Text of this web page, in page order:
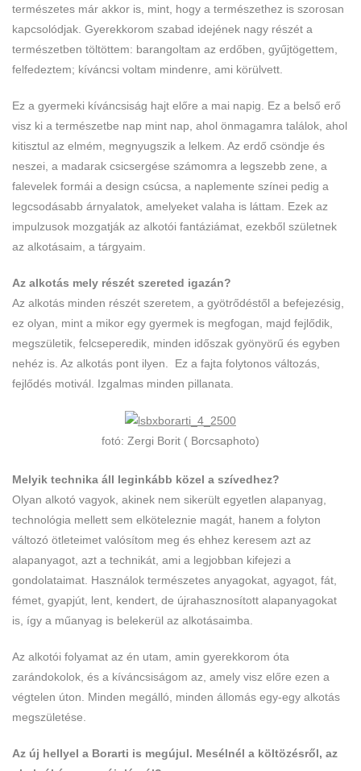
természetes már akkor is, mint, hogy a természethez is szorosan
kapcsolódjak. Gyerekkorom szabad idejének nagy részét a
természetben töltöttem: barangoltam az erdőben, gyűjtögettem,
felfedeztem; kíváncsi voltam mindenre, ami körülvett.
Ez a gyermeki kíváncsiság hajt előre a mai napig. Ez a belső erő
visz ki a természetbe nap mint nap, ahol önmagamra találok, ahol
kitisztul az elmém, megnyugszik a lelkem. Az erdő csöndje és
neszei, a madarak csicsergése számomra a legszebb zene, a
falevelek formái a design csúcsa, a naplemente színei pedig a
legcsodásabb árnyalatok, amelyeket valaha is láttam. Ezek az
impulzusok mozgatják az alkotói fantáziámat, ezekből születnek
az alkotásaim, a tárgyaim.
Az alkotás mely részét szereted igazán?
Az alkotás minden részét szeretem, a gyötrődéstől a befejezésig,
ez olyan, mint a mikor egy gyermek is megfogan, majd fejlődik,
megszületik, felcseperedik, minden időszak gyönyörű és egyben
nehéz is. Az alkotás pont ilyen. Ez a fajta folytonos változás,
fejlődés motivál. Izgalmas minden pillanata.
fotó: Zergi Borit ( Borcsaphoto)
Melyik technika áll leginkább közel a szívedhez?
Olyan alkotó vagyok, akinek nem sikerült egyetlen alapanyag,
technológia mellett sem elköteleznie magát, hanem a folyton
változó ötleteimet valósítom meg és ehhez keresem azt az
alapanyagot, azt a technikát, ami a legjobban kifejezi a
gondolataimat. Használok természetes anyagokat, agyagot, fát,
fémet, gyapjút, lent, kendert, de újrahasznosított alapanyagokat
is, így a műanyag is belekerül az alkotásaimba.
Az alkotói folyamat az én utam, amin gyerekkorom óta
zarándokolok, és a kíváncsiságom az, amely visz előre ezen a
végtelen úton. Minden megálló, minden állomás egy-egy alkotás
megszületése.
Az új hellyel a Borarti is megújul. Mesélnél a költözésről, az